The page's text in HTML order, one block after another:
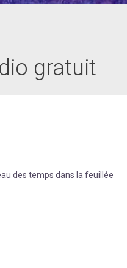
gratuit
des temps dans la feuillée